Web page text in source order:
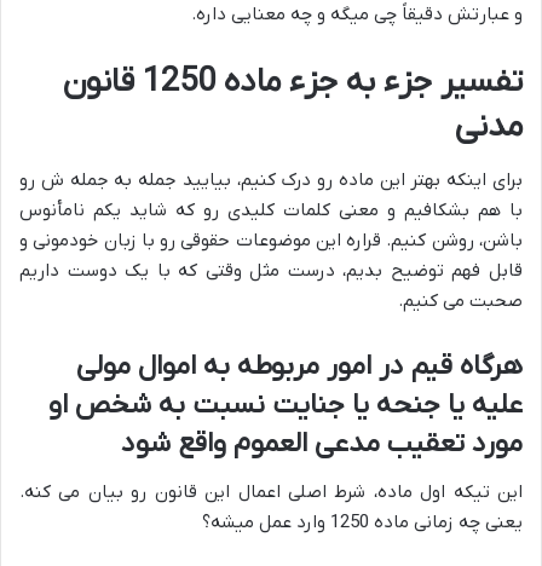
و عبارتش دقیقاً چی میگه و چه معنایی داره.
تفسیر جزء به جزء ماده 1250 قانون
مدنی
برای اینکه بهتر این ماده رو درک کنیم، بیایید جمله به جمله ش رو
با هم بشکافیم و معنی کلمات کلیدی رو که شاید یکم نامأنوس
باشن، روشن کنیم. قراره این موضوعات حقوقی رو با زبان خودمونی و
قابل فهم توضیح بدیم، درست مثل وقتی که با یک دوست داریم
صحبت می کنیم.
هرگاه قیم در امور مربوطه به اموال مولی
علیه یا جنحه یا جنایت نسبت به شخص او
مورد تعقیب مدعی العموم واقع شود
این تیکه اول ماده، شرط اصلی اعمال این قانون رو بیان می کنه.
یعنی چه زمانی ماده 1250 وارد عمل میشه؟